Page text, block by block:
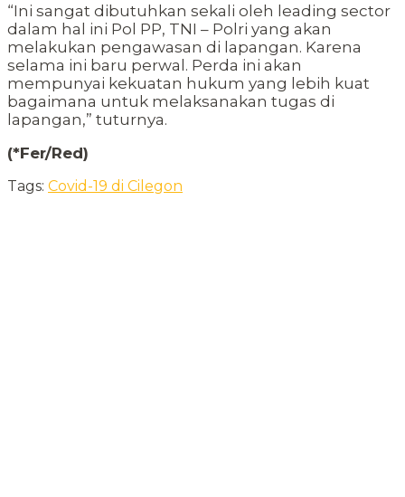
“Ini sangat dibutuhkan sekali oleh leading sector
dalam hal ini Pol PP, TNI – Polri yang akan
melakukan pengawasan di lapangan. Karena
selama ini baru perwal. Perda ini akan
mempunyai kekuatan hukum yang lebih kuat
bagaimana untuk melaksanakan tugas di
lapangan,” tuturnya.
(*Fer/Red)
Tags: Covid-19 di Cilegon